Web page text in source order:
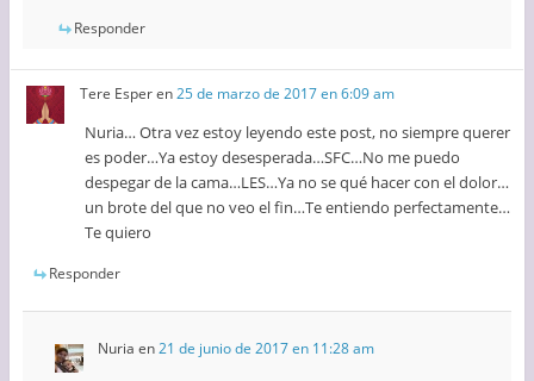
Responder
Tere Esperen25 de marzo de 2017 en 6:09 am
Nuria… Otra vez estoy leyendo este post, no siempre querer
es poder…Ya estoy desesperada…SFC…No me puedo
despegar de la cama…LES…Ya no se qué hacer con el dolor…
un brote del que no veo el fin…Te entiendo perfectamente…
Te quiero
Responder
Nuria en21 de junio de 2017 en 11:28 am